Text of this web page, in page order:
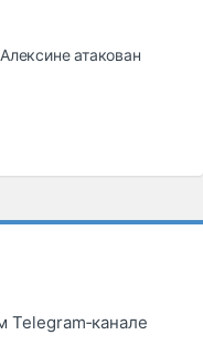
атакован
Telegram‑канале